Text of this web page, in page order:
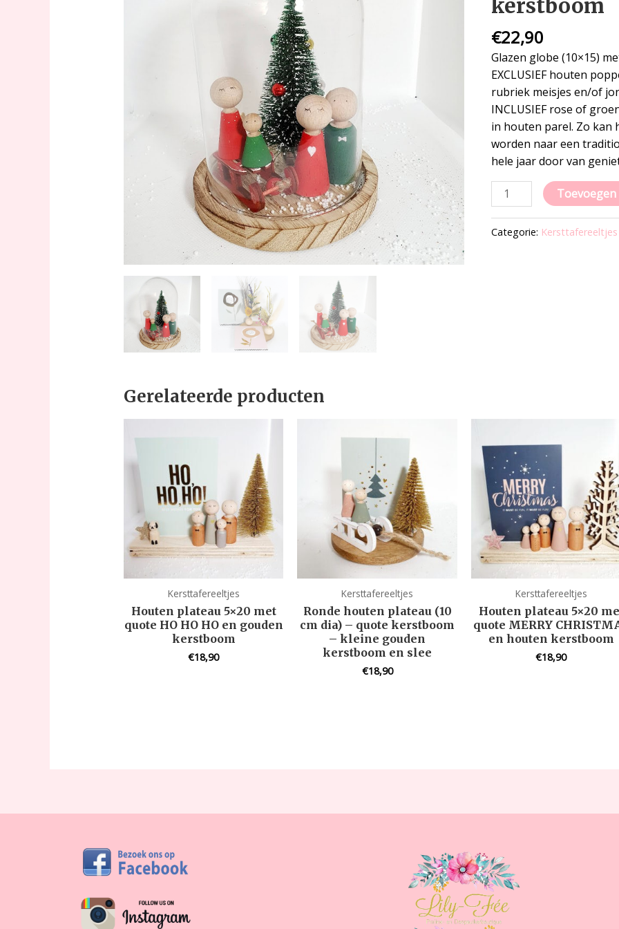
kerstboom
€22,90
Glazen globe (10×15)
EXCLUSIEF houten
rubriek meisjes en/of
INCLUSIEF rose of
in houten parel. Zo kan
worden naar een
hele jaar door van
kerstboom
aantal
Categorie: Kersttafereeltjes
Gerelateerde producten
Kersttafereeltjes
Houten plateau 5×20 met
quote HO HO HO en gouden
kerstboom
€18,90
Kersttafereeltjes
Ronde houten plateau (10
cm dia) – quote kerstboom
– kleine gouden
kerstboom en slee
€18,90
Kersttafereeltjes
Houten plateau 5×20
quote MERRY
en houten kerstboom
€18,90